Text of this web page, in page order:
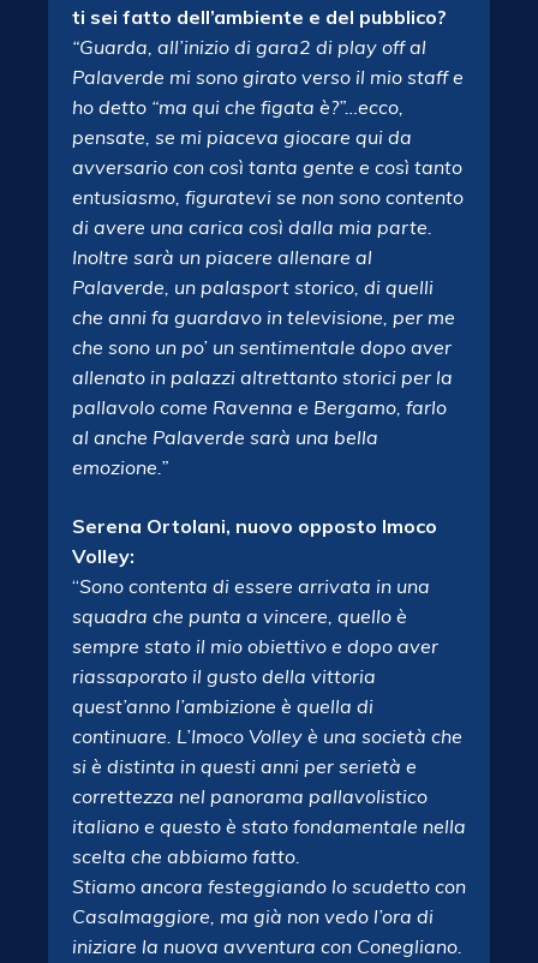
ti sei fatto dell’ambiente e del pubblico?
“Guarda, all’inizio di gara2 di play off al
Palaverde mi sono girato verso il mio staff e
ho detto “ma qui che figata è?”…ecco,
pensate, se mi piaceva giocare qui da
avversario con così tanta gente e così tanto
entusiasmo, figuratevi se non sono contento
di avere una carica così dalla mia parte.
Inoltre sarà un piacere allenare al
Palaverde, un palasport storico, di quelli
che anni fa guardavo in televisione, per me
che sono un po’ un sentimentale dopo aver
allenato in palazzi altrettanto storici per la
pallavolo come Ravenna e Bergamo, farlo
al anche Palaverde sarà una bella
emozione.”
Serena Ortolani, nuovo opposto Imoco
Volley:
“Sono contenta di essere arrivata in una
squadra che punta a vincere, quello è
sempre stato il mio obiettivo e dopo aver
riassaporato il gusto della vittoria
quest’anno l’ambizione è quella di
continuare. L’Imoco Volley è una società che
si è distinta in questi anni per serietà e
correttezza nel panorama pallavolistico
italiano e questo è stato fondamentale nella
scelta che abbiamo fatto.
Stiamo ancora festeggiando lo scudetto con
Casalmaggiore, ma già non vedo l’ora di
iniziare la nuova avventura con Conegliano.